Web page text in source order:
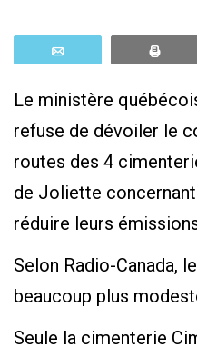
Le ministère
refuse de dévoiler le
routes des 4
de Joliette
réduire leurs
Selon Radio-Canada,
beaucoup plus
Seule la cimenterie